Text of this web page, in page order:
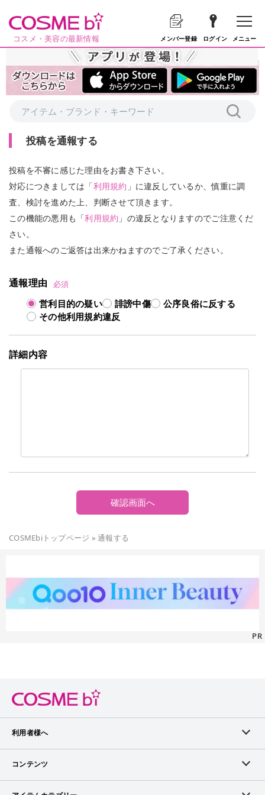
コスメ・美容の最新情報 メンバー登録 ログイン メニュー
投稿を通報する
投稿を不審に感じた理由をお書き下さい。
対応につきましては「利用規約 」に違反しているか、慎重に調
査、検討を進めた上、判断させて頂きます。
この機能の悪用も「利用規約 」の違反となりますのでご注意くだ
さい。
また通報へのご返答は出来かねますのでご了承ください。
通報理由 必須
営利目的の疑い 誹謗中傷
公序良俗に反する
その他利用規約違反
詳細内容
確認画面へ
COSMEbiトップページ »通報する
PR
利用者様へ
メンバーログイン
コンテンツ
ランキング